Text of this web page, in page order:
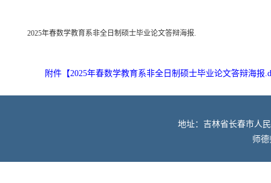
2025年春数学教育系非全日制硕士毕业论文答辩海报.
附件【2025年春数学教育系非全日制硕士毕业论文答辩海报
地址：吉林省长春市人
师德